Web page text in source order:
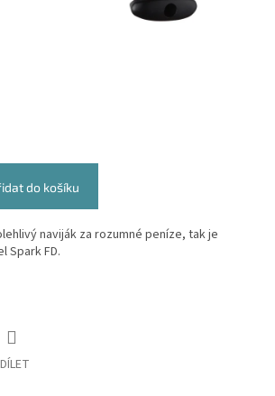
do košíku
naviják za rozumné peníze, tak je
Spark FD.